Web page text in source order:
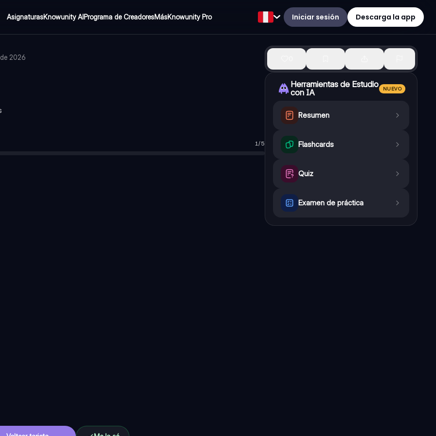
AsignaturasKnowunity AIPrograma de CreadoresMásKnowunity Pro Iniciar sesión Descarga la app
2026
1/5
(glúcidos, lípidos, proteínas y ácidos nucleicos), constituyen el 95% de la masa total y son indispensables para formar las
Herramientas de Estudio
con IA
NUEVO
Resumen
Flashcards
Quiz
Examen de práctica